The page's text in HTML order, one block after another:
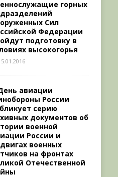
горных
Сил
Федерации
подготовку в
высокогорья
авиации
России
серию
документов об
военной
России и
военных
на фронтах
Отечественной